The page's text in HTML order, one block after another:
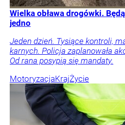
Wielka obława drogówki.
jedno
Jeden dzień. Tysiące kontroli,
karnych. Policja zaplanowała
Od rana posypią się mandaty.
MotoryzacjaKrajŻycie